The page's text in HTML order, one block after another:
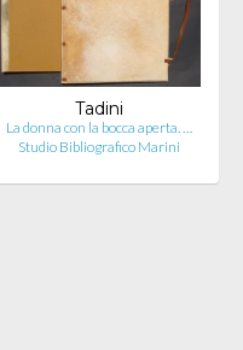
Tadini
La donna con la bocca aperta. …
Studio Bibliografico Marini